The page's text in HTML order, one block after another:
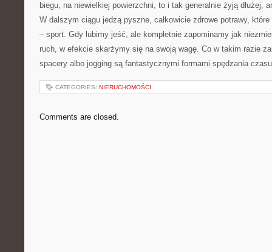
biegu, na niewielkiej powierzchni, to i tak generalnie żyją dłużej,
W dalszym ciągu jedzą pyszne, całkowicie zdrowe potrawy,
– sport. Gdy lubimy jeść, ale kompletnie zapominamy jak
ruch, w efekcie skarżymy się na swoją wagę. Co w takim razie
spacery albo jogging są fantastycznymi formami spędzania
CATEGORIES: NIERUCHOMOŚCI
Comments are closed.